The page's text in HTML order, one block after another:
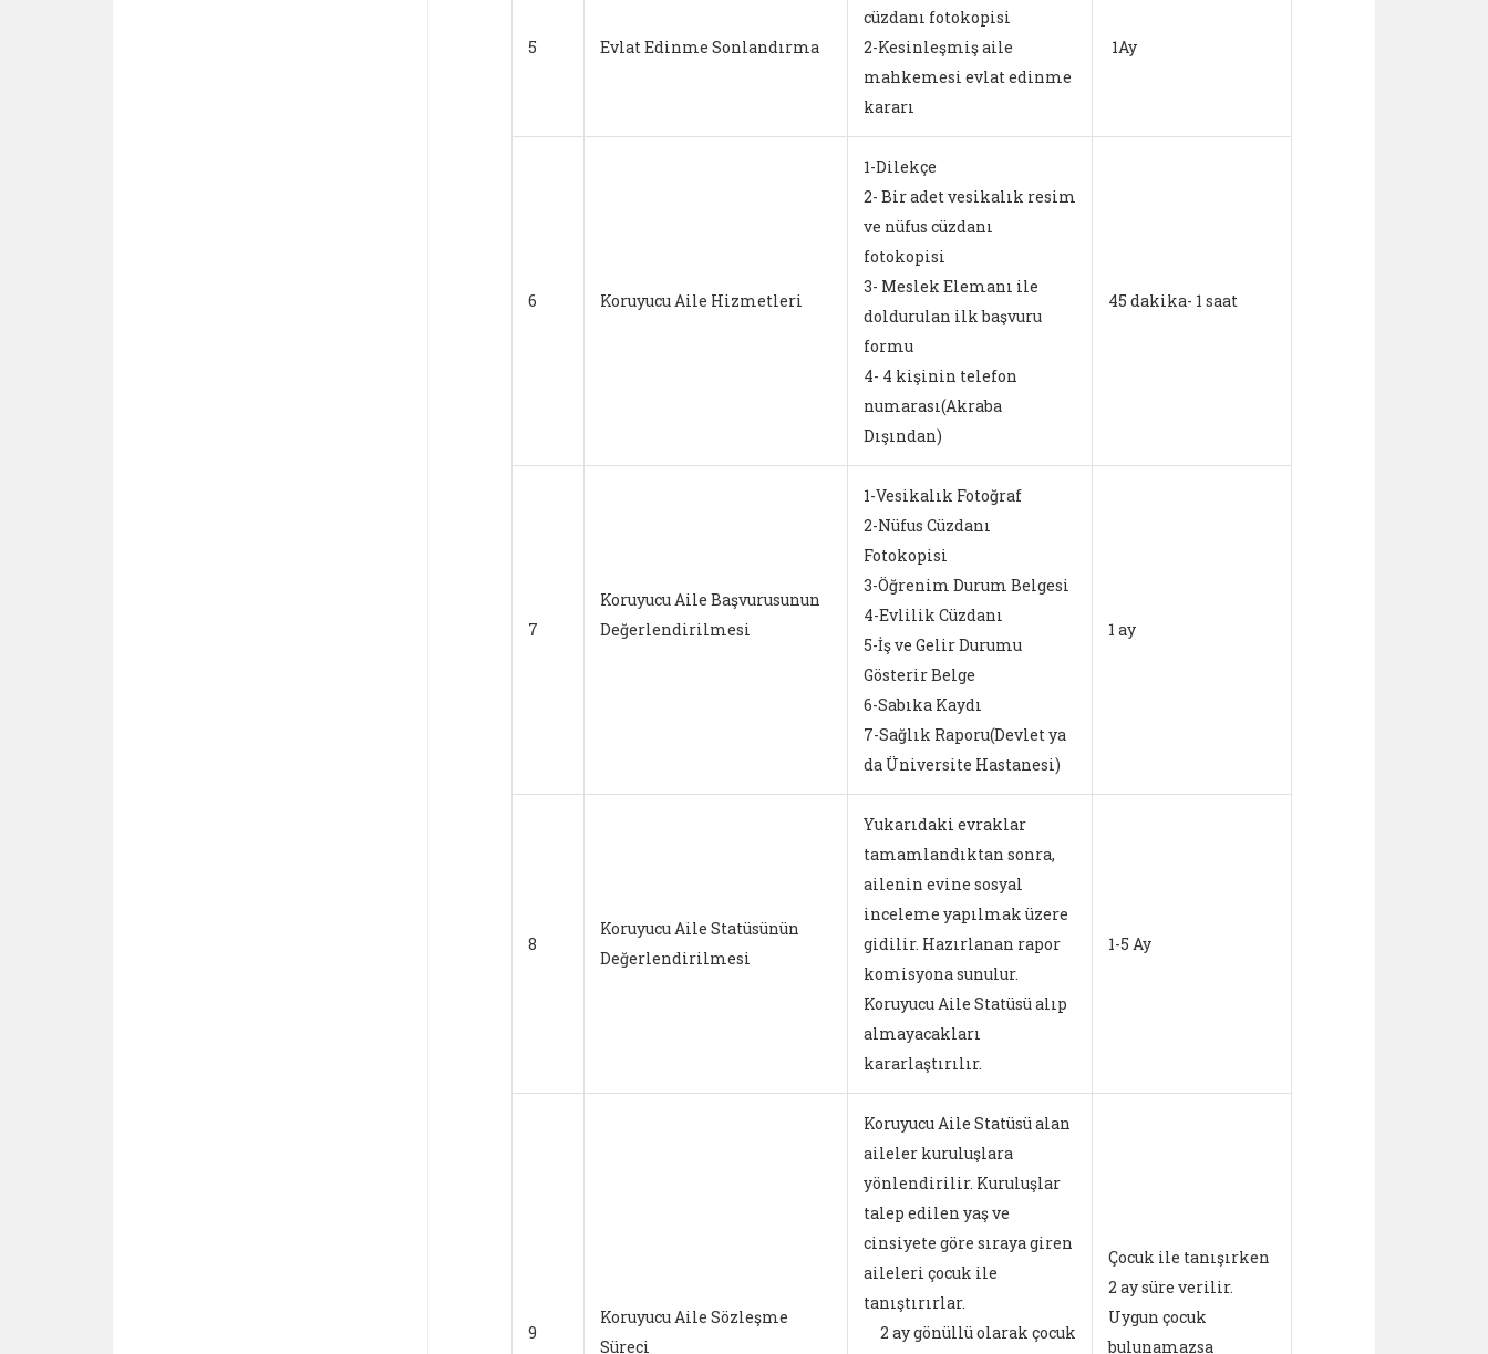
5 Evlat Edinme Sonlandırma
cüzdanı fotokopisi
2-Kesinleşmiş aile
mahkemesi evlat edinme
kararı
1Ay
6 Koruyucu Aile Hizmetleri
1-Dilekçe
2- Bir adet vesikalık resim
ve nüfus cüzdanı
fotokopisi
3- Meslek Elemanı ile
doldurulan ilk başvuru
formu
4- 4 kişinin telefon
numarası(Akraba
Dışından)
45 dakika- 1 saat
7
Koruyucu Aile Başvurusunun
Değerlendirilmesi
1-Vesikalık Fotoğraf
2-Nüfus Cüzdanı
Fotokopisi
3-Öğrenim Durum Belgesi
4-Evlilik Cüzdanı
5-İş ve Gelir Durumu
Gösterir Belge
6-Sabıka Kaydı
7-Sağlık Raporu(Devlet ya
da Üniversite Hastanesi)
1 ay
8
Koruyucu Aile Statüsünün
Değerlendirilmesi
Yukarıdaki evraklar
tamamlandıktan sonra,
ailenin evine sosyal
inceleme yapılmak üzere
gidilir. Hazırlanan rapor
komisyona sunulur.
Koruyucu Aile Statüsü alıp
almayacakları
kararlaştırılır.
1-5 Ay
9
Koruyucu Aile Sözleşme
Süreci
Koruyucu Aile Statüsü alan
aileler kuruluşlara
yönlendirilir. Kuruluşlar
talep edilen yaş ve
cinsiyete göre sıraya giren
aileleri çocuk ile
tanıştırırlar.
2 ay gönüllü olarak çocuk
Çocuk ile tanışırken
2 ay süre verilir.
Uygun çocuk
bulunamazsa